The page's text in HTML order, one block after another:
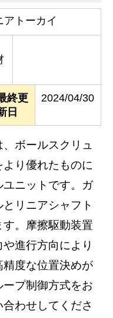
アトーカイ
終更
日
2024/04/30
ボールスクリュ
り優れたものに
ニットです。ガ
リニアシャフト
。摩擦駆動装置
進行方向により
度な位置決めが
プ制御方式をお
わせしてくださ